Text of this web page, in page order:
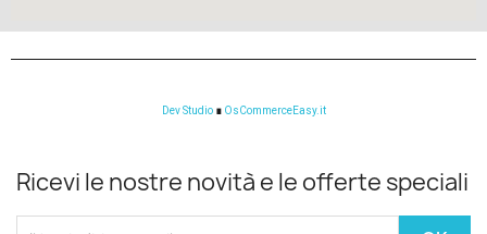
Dev Studio ∎ OsCommerceEasy.it
Ricevi le nostre novità e le offerte speciali